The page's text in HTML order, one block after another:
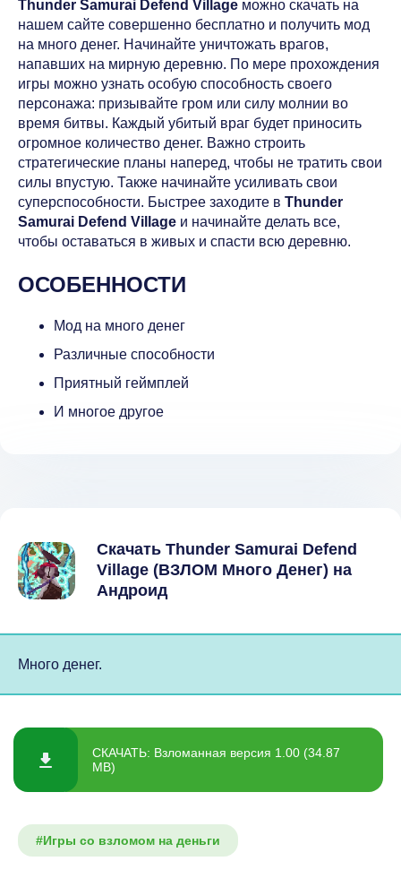
Thunder Samurai Defend Village можно скачать на
нашем сайте совершенно бесплатно и получить мод
на много денег. Начинайте уничтожать врагов,
напавших на мирную деревню. По мере прохождения
игры можно узнать особую способность своего
персонажа: призывайте гром или силу молнии во
время битвы. Каждый убитый враг будет приносить
огромное количество денег. Важно строить
стратегические планы наперед, чтобы не тратить свои
силы впустую. Также начинайте усиливать свои
суперспособности. Быстрее заходите в Thunder
Samurai Defend Village и начинайте делать все,
чтобы оставаться в живых и спасти всю деревню.
ОСОБЕННОСТИ
Мод на много денег
Различные способности
Приятный геймплей
И многое другое
Скачать Thunder Samurai Defend
Village (ВЗЛОМ Много Денег) на
Андроид
Много денег.
СКАЧАТЬ: Взломанная версия 1.00 (34.87
MB)
#Игры со взломом на деньги